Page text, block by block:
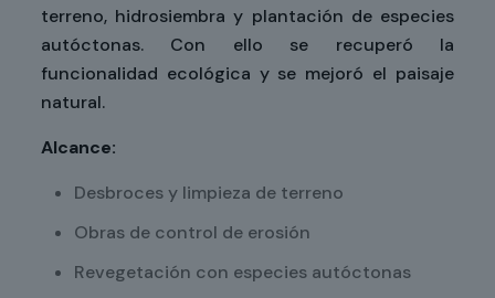
terreno, hidrosiembra y plantación de especies
autóctonas. Con ello se recuperó la
funcionalidad ecológica y se mejoró el paisaje
natural.
Alcance:
Desbroces y limpieza de terreno
Obras de control de erosión
Revegetación con especies autóctonas